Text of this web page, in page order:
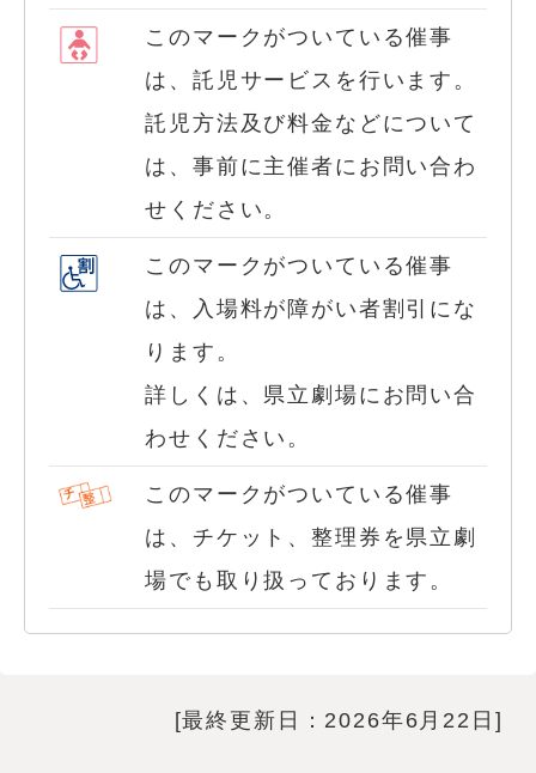
このマークがついている催事
は、託児サービスを行います。
託児方法及び料金などについて
は、事前に主催者にお問い合わ
せください。
このマークがついている催事
は、入場料が障がい者割引にな
ります。
詳しくは、県立劇場にお問い合
わせください。
このマークがついている催事
は、チケット、整理券を県立劇
場でも取り扱っております。
[最終更新日：2026年6月22日]